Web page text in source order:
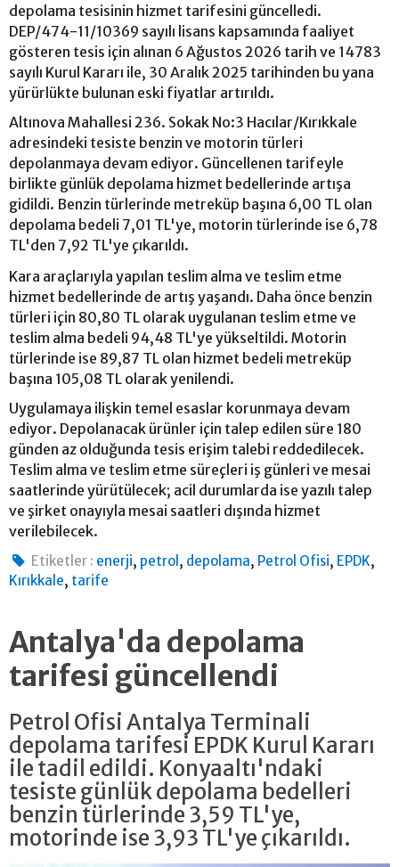
depolama tesisinin hizmet tarifesini güncelledi.
DEP/474-11/10369 sayılı lisans kapsamında faaliyet
gösteren tesis için alınan 6 Ağustos 2026 tarih ve 14783
sayılı Kurul Kararı ile, 30 Aralık 2025 tarihinden bu yana
yürürlükte bulunan eski fiyatlar artırıldı.
Altınova Mahallesi 236. Sokak No:3 Hacılar/Kırıkkale
adresindeki tesiste benzin ve motorin türleri
depolanmaya devam ediyor. Güncellenen tarifeyle
birlikte günlük depolama hizmet bedellerinde artışa
gidildi. Benzin türlerinde metreküp başına 6,00 TL olan
depolama bedeli 7,01 TL'ye, motorin türlerinde ise 6,78
TL'den 7,92 TL'ye çıkarıldı.
Kara araçlarıyla yapılan teslim alma ve teslim etme
hizmet bedellerinde de artış yaşandı. Daha önce benzin
türleri için 80,80 TL olarak uygulanan teslim etme ve
teslim alma bedeli 94,48 TL'ye yükseltildi. Motorin
türlerinde ise 89,87 TL olan hizmet bedeli metreküp
başına 105,08 TL olarak yenilendi.
Uygulamaya ilişkin temel esaslar korunmaya devam
ediyor. Depolanacak ürünler için talep edilen süre 180
günden az olduğunda tesis erişim talebi reddedilecek.
Teslim alma ve teslim etme süreçleri iş günleri ve mesai
saatlerinde yürütülecek; acil durumlarda ise yazılı talep
ve şirket onayıyla mesai saatleri dışında hizmet
verilebilecek.
Etiketler : enerji, petrol , depolama, Petrol Ofisi, EPDK,
Kırıkkale, tarife
Antalya'da depolama
tarifesi güncellendi
Petrol Ofisi Antalya Terminali
depolama tarifesi EPDK Kurul Kararı
ile tadil edildi. Konyaaltı'ndaki
tesiste günlük depolama bedelleri
benzin türlerinde 3,59 TL'ye,
motorinde ise 3,93 TL'ye çıkarıldı.